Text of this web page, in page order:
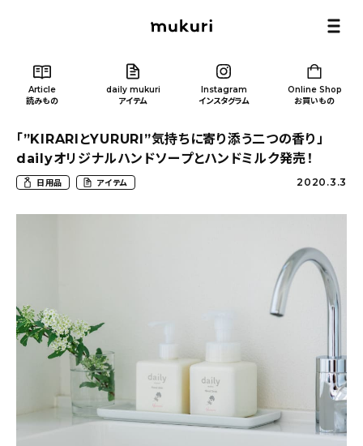
Article
読みもの
daily mukuri
アイテム
Instagram
インスタグラム
Online Shop
お買いもの
Article/ 読みもの
新着記事
人気の記事
おすすめの記事
「”KIRARIとYURURI”気持ちに寄り添う二つの香り」
dailyオリジナルハンドソープとハンドミルク発売！
日用品 アイテム 2020.3.3